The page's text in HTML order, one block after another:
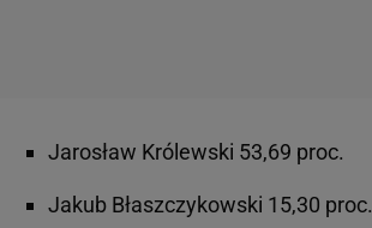
Jarosław Królewski 53,69 proc.
Jakub Błaszczykowski 15,30 proc.